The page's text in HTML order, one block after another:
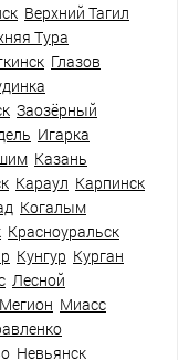
Верхний Тагил
Тура
Глазов
Заозёрный
Игарка
Казань
Караул Карпинск
Когалым
Красноуральск
Кунгур Курган
Лесной
Мегион Миасс
Невьянск